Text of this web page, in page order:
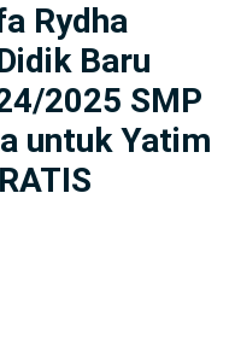
Rydha
Baru
2025 SMP
untuk Yatim